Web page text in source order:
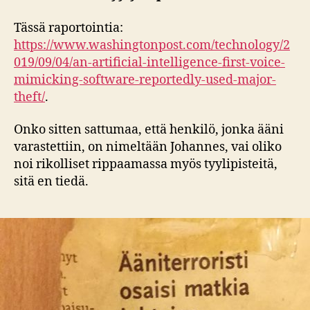
Tässä raportointia:
https://www.washingtonpost.com/technology/2
019/09/04/an-artificial-intelligence-first-voice-
mimicking-software-reportedly-used-major-
theft/.
Onko sitten sattumaa, että henkilö, jonka ääni
varastettiin, on nimeltään Johannes, vai oliko
noi rikolliset rippaamassa myös tyylipisteitä,
sitä en tiedä.